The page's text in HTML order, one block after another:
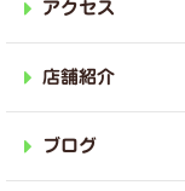
アクセス
店舗紹介
ブログ